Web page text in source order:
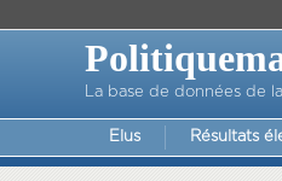
La base de données de
Elus Résultats